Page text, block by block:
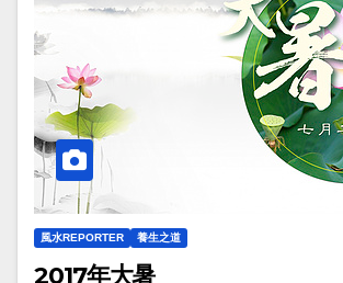
風水REPORTER 養生之道
2017年大暑